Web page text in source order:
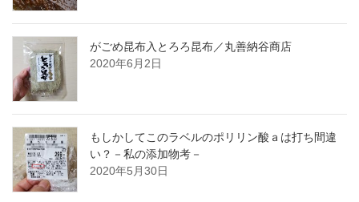
がごめ昆布入とろろ昆布／丸善納谷商店
2020年6月2日
もしかしてこのラベルのポリリン酸ａは打ち間違
い？－私の添加物考－
2020年5月30日